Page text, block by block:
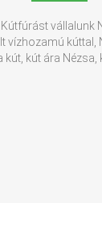
vállalunk
vízhozamú kúttal,
kút, kút ára